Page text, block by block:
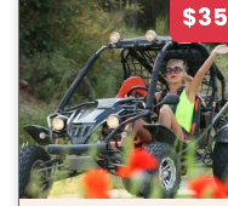
$35